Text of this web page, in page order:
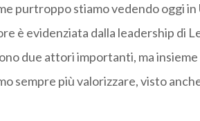
purtroppo stiamo vedendo oggi in
è evidenziata dalla leadership di
due attori importanti, ma
sempre più valorizzare, visto